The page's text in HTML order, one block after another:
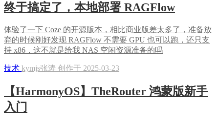
终于搞定了，本地部署 RAGFlow
体验了一下 Coze 的开源版本，相比商业版差太多了，准备放
弃的时候刚好发现 RAGFlow 不需要 GPU 也可以跑，还只支
持 x86，这不就是给我 NAS 空闲资源准备的吗
技术 kymjs张涛 创作于 2025-03-23
【HarmonyOS】TheRouter 鸿蒙版新手
入门